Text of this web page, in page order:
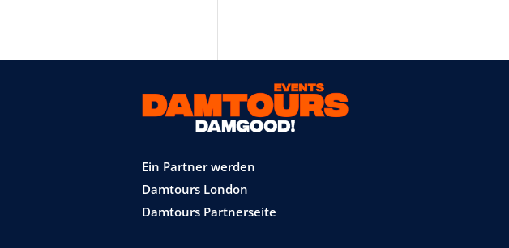
Ein Partner werden
Damtours London
Damtours Partnerseite